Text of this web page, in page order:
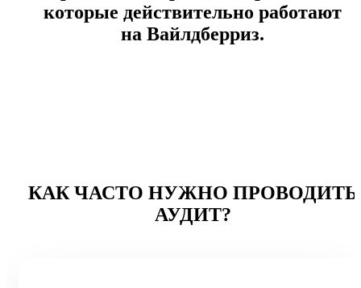
которые действительно работают
на Вайлдберриз.
КАК ЧАСТО НУЖНО ПРОВОДИТЬ
АУДИТ?